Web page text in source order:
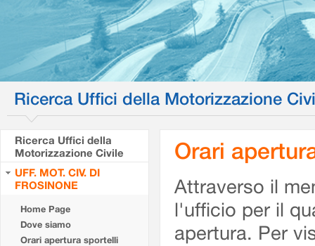
Ricerca Uffici della Motorizzazione
Ricerca Uffici della
Motorizzazione Civile
UFF. MOT. CIV. DI
FROSINONE
Home Page
Dove siamo
Orari apertura sportelli
Orari
Attraverso il
l'ufficio per il
apertura. Per